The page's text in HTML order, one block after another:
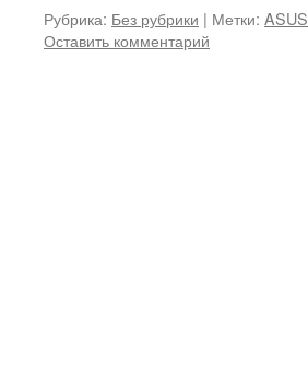
Рубрика: Без рубрики | Метки: ASUS
Оставить комментарий